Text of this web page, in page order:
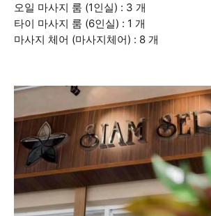
오일 마사지 룸 (1인실) : 3 개
타이 마사지 룸 (6인실) : 1 개
마사지 체어 (마사지체어) : 8 개